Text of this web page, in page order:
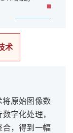
术
将原始图像数
字化处理，
，得到一幅